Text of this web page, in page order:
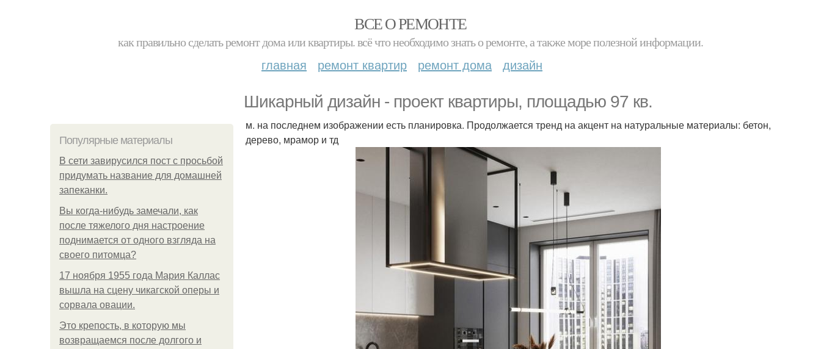
ВСЕ О РЕМОНТЕ
как правильно сделать ремонт дома или квартиры. всё что необходимо знать о ремонте, а также море полезной информации.
главная ремонт квартир ремонт дома дизайн
Шикарный дизайн - проект квартиры, площадью 97 кв.
Популярные материалы
В сети завирусился пост с просьбой
придумать название для домашней
запеканки.
Вы когда-нибудь замечали, как
после тяжелого дня настроение
поднимается от одного взгляда на
своего питомца?
17 ноября 1955 года Мария Каллас
вышла на сцену чикагской оперы и
сорвала овации.
Это крепость, в которую мы
возвращаемся после долгого и
м. на последнем изображении есть планировка. Продолжается тренд на акцент на натуральные материалы: бетон,
дерево, мрамор и тд